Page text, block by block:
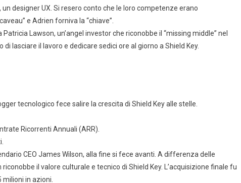
designer UX. Si resero conto che le loro competenze erano
e Adrien forniva la “chiave”.
Lawson, un’angel investor che riconobbe il “missing middle” nel
lasciare il lavoro e dedicare sedici ore al giorno a Shield Key.
tecnologico fece salire la crescita di Shield Key alle stelle.
Ricorrenti Annuali (ARR).
CEO James Wilson, alla fine si fece avanti. A differenza delle
il valore culturale e tecnico di Shield Key. L’acquisizione finale fu
in azioni.